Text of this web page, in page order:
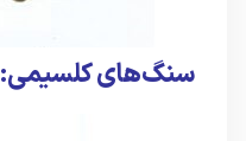
سنگ‌های کلسیمی: